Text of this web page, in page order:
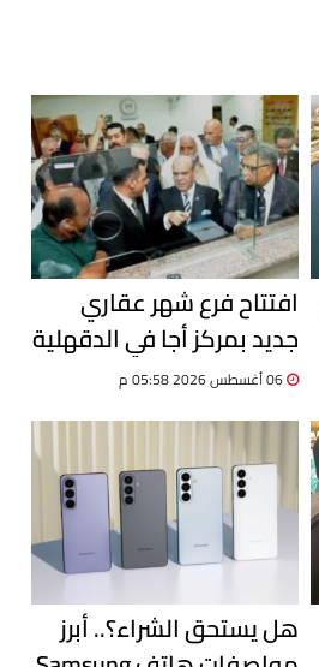
افتتاح فرع شهر عقاري
جديد بمركز أجا في الدقهلية
لتقديم خدمات التوثيق
الرقمية
06 أغسطس 2026 05:58 م
هل يستحق الشراء؟.. أبرز